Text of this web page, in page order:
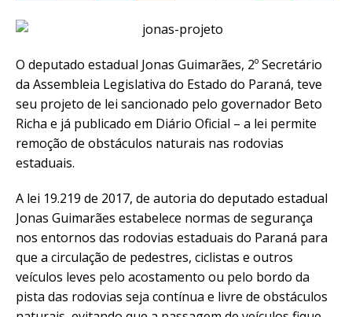
O deputado estadual Jonas Guimarães, 2º Secretário
da Assembleia Legislativa do Estado do Paraná, teve
seu projeto de lei sancionado pelo governador Beto
Richa e já publicado em Diário Oficial – a lei permite
remoção de obstáculos naturais nas rodovias
estaduais.
A lei 19.219 de 2017, de autoria do deputado estadual
Jonas Guimarães estabelece normas de segurança
nos entornos das rodovias estaduais do Paraná para
que a circulação de pedestres, ciclistas e outros
veículos leves pelo acostamento ou pelo bordo da
pista das rodovias seja contínua e livre de obstáculos